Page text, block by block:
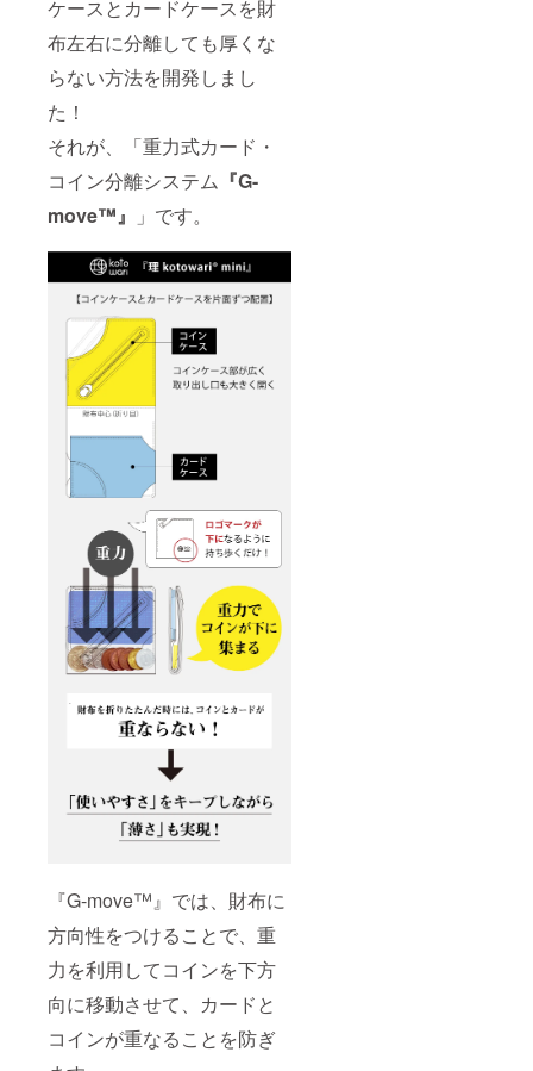
ケースとカードケースを財
布左右に分離しても厚くな
らない方法を開発しまし
た！
それが、「重力式カード・
コイン分離システム 『G-
move™』
」です。
『G-move™』では、財布に
方向性をつけることで、重
力を利用してコインを下方
向に移動させて、カードと
コインが重なることを防ぎ